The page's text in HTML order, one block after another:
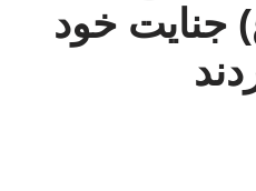
جنایت خود